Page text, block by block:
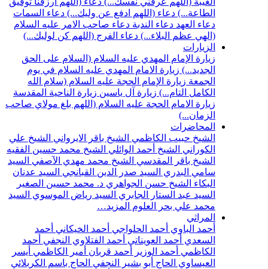
الطاعة...) دعاء (اللهم ادفع عن وليك...) دعاء السمات
دعاء العهد دعاء الندبة دعاء صاحب الامر عليه السلام
(الهي عظم البلاء...) دعاء الفرج (اللهم كن لوليك...)
الزيارات
زيارة الإمام المهدي عليه السلام (السلام على الحق
الجديد...) زيارة الامام المهدي عليه السلام في يوم
الجمعة زيارة الإمام الحجة عليه السلام (سلام الله
الكامل التام...) زيارة آل ياسين زيارة الناحية المقدسة
زيارة الامام الحجة عليه السلام (اللهم بلغ مولاي صاحب
الزمان...)
المحاضرات
الشيخ حبيب الكاظمي الشيخ باقر الايرواني الشيخ علي
الكوراني الشيخ أحمد الوائلي الشيخ محمد حسين الفقيه
الشيخ باقر المقدسي الشيخ محمد مهدي الآصفي السيد
سامي البدري السيد صدر الدين القبانجي السيد عدنان
البكاء الشيخ حسن الجواهري د. محمد حسين الصغير
السيد عبد الستار الجابري السيد رياض الموسوي السيد
محمد علي بحر العلوم المزيد…
المراثي
أحمد الباوي أحمد الحلواجي أحمد الخيكاني أحمد
السعدي أحمد العويناتي أحمد الفتلاوي النجفي أحمد
الكاظمي أحمد الوزير أحمد قربان أمير الكاظمي أيسر
العيساوي الحاج أبو بشير النجفي الحاج باسم الكربلائي